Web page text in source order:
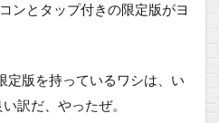
ンとタップ付きの限定版がヨ
定版を持っているワシは、い
訳だ、やったぜ。